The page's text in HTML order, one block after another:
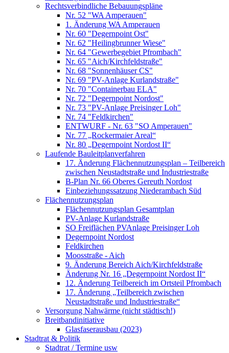
Rechtsverbindliche Bebauungspläne
Nr. 52 "WA Amperauen"
1. Änderung WA Amperauen
Nr. 60 "Degernpoint Ost"
Nr. 62 "Heilingbrunner Wiese"
Nr. 64 "Gewerbegebiet Pfrombach"
Nr. 65 "Aich/Kirchfeldstraße"
Nr. 68 "Sonnenhäuser CS"
Nr. 69 "PV-Anlage Kurlandstraße"
Nr. 70 "Containerbau ELA"
Nr. 72 "Degernpoint Nordost"
Nr. 73 "PV-Anlage Preisinger Loh"
Nr. 74 "Feldkirchen"
ENTWURF - Nr. 63 "SO Amperauen"
Nr. 77 „Rockermaier Areal“
Nr. 80 „Degernpoint Nordost II“
Laufende Bauleitplanverfahren
17. Änderung Flächennutzungsplan – Teilbereich
zwischen Neustadtstraße und Industriestraße
B-Plan Nr. 66 Oberes Gereuth Nordost
Einbeziehungssatzung Niederambach Süd
Flächennutzungsplan
Flächennutzungsplan Gesamtplan
PV-Anlage Kurlandstraße
SO Freiflächen PV­Anlage Preisinger Loh
Degernpoint Nordost
Feldkirchen
Moosstraße - Aich
9. Änderung Bereich Aich/Kirchfeldstraße
Änderung Nr. 16 „Degernpoint Nordost II“
12. Änderung Teilbereich im Ortsteil Pfrombach
17. Änderung „Teilbereich zwischen
Neustadtstraße und Industriestraße“
Versorgung Nahwärme (nicht städtisch!)
Breitbandinitiative
Glasfaserausbau (2023)
Stadtrat & Politik
Stadtrat / Termine usw